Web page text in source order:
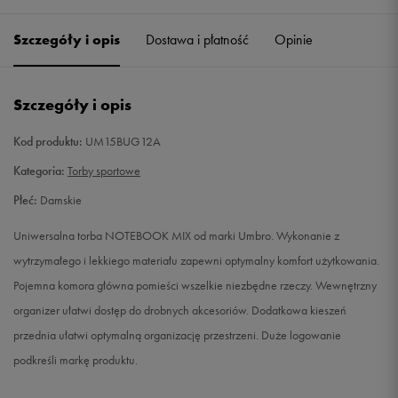
Szczegóły i opis Dostawa i płatność Opinie
Szczegóły i opis
Kod produktu: UM15BUG12A
Kategoria: Torby sportowe
Płeć: Damskie
Uniwersalna torba NOTEBOOK MIX od marki Umbro. Wykonanie z
wytrzymałego i lekkiego materiału zapewni optymalny komfort użytkowania.
Pojemna komora główna pomieści wszelkie niezbędne rzeczy. Wewnętrzny
organizer ułatwi dostęp do drobnych akcesoriów. Dodatkowa kieszeń
przednia ułatwi optymalną organizację przestrzeni. Duże logowanie
podkreśli markę produktu.